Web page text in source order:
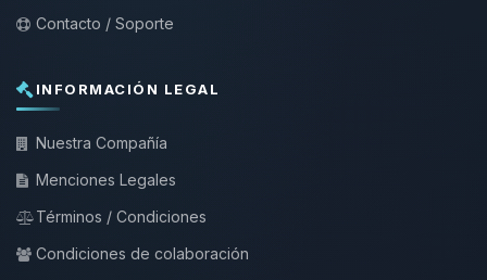
Contacto / Soporte
INFORMACIÓN LEGAL
Nuestra Compañía
Menciones Legales
Términos / Condiciones
Condiciones de colaboración